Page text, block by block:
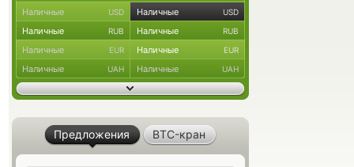
Наличные USD Наличные USD
Наличные RUB Наличные RUB
Наличные EUR Наличные EUR
Наличные UAH Наличные UAH
Предложения BTC-кран